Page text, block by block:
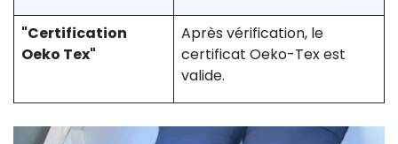
"Certification
Oeko Tex"
Après vérification, le
certificat Oeko-Tex est
valide.